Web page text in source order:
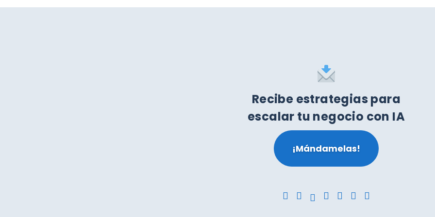
Recibe estrategias para
escalar tu negocio con IA
¡Mándamelas!